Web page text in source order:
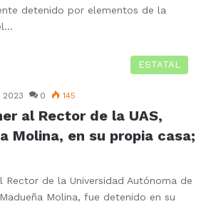
detenido por elementos de la
ESTATAL
2023 0 145
al Rector de la UAS,
Molina, en su propia casa;
Rector de la Universidad Autónoma de
Molina, fue detenido en su